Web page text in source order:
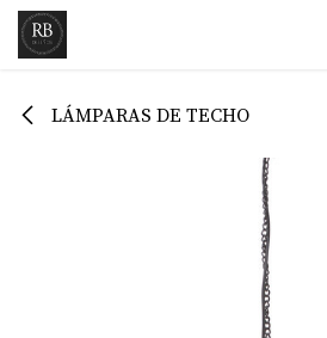
Ir al contenido
LÁMPARAS DE TECHO